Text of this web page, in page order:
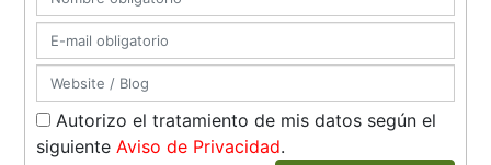
Autorizo el tratamiento de mis datos según el
siguiente Aviso de Privacidad.